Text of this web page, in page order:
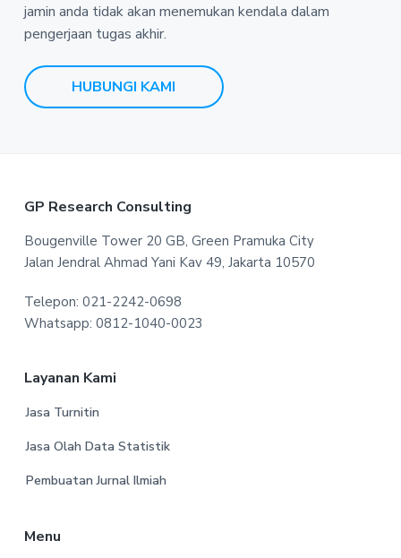
jamin anda tidak akan menemukan kendala dalam
pengerjaan tugas akhir.
HUBUNGI KAMI
GP Research Consulting
Bougenville Tower 20 GB, Green Pramuka City
Jalan Jendral Ahmad Yani Kav 49, Jakarta 10570
Telepon: 021-2242-0698
Whatsapp: 0812-1040-0023
Layanan Kami
Jasa Turnitin
Jasa Olah Data Statistik
Pembuatan Jurnal Ilmiah
Menu